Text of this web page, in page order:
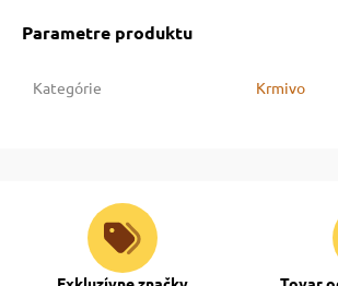
Parametre produktu
Kategórie Krmivo